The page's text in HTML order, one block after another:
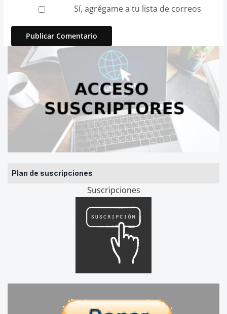
Plan de suscripciones
Suscripciones
Sí, agrégame a tu lista de correos